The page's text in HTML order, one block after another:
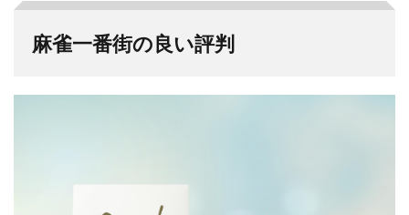
麻雀一番街の良い評判